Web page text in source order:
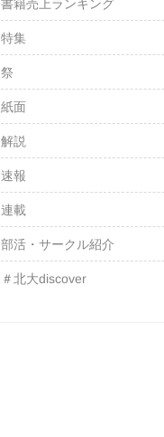
書籍売上ランキング
特集
祭
紙面
解説
速報
連載
部活・サークル紹介
＃北大discover